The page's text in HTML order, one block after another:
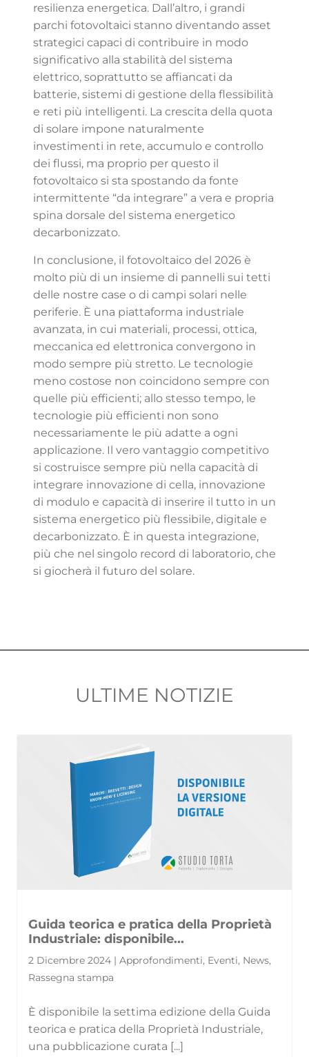
resilienza energetica. Dall’altro, i grandi
parchi fotovoltaici stanno diventando asset
strategici capaci di contribuire in modo
significativo alla stabilità del sistema
elettrico, soprattutto se affiancati da
batterie, sistemi di gestione della flessibilità
e reti più intelligenti. La crescita della quota
di solare impone naturalmente
investimenti in rete, accumulo e controllo
dei flussi, ma proprio per questo il
fotovoltaico si sta spostando da fonte
intermittente “da integrare” a vera e propria
spina dorsale del sistema energetico
decarbonizzato.
In conclusione, il fotovoltaico del 2026 è
molto più di un insieme di pannelli sui tetti
delle nostre case o di campi solari nelle
periferie. È una piattaforma industriale
avanzata, in cui materiali, processi, ottica,
meccanica ed elettronica convergono in
modo sempre più stretto. Le tecnologie
meno costose non coincidono sempre con
quelle più efficienti; allo stesso tempo, le
tecnologie più efficienti non sono
necessariamente le più adatte a ogni
applicazione. Il vero vantaggio competitivo
si costruisce sempre più nella capacità di
integrare innovazione di cella, innovazione
di modulo e capacità di inserire il tutto in un
sistema energetico più flessibile, digitale e
decarbonizzato. È in questa integrazione,
più che nel singolo record di laboratorio, che
si giocherà il futuro del solare.
ULTIME NOTIZIE
Guida teorica e pratica della Proprietà
Industriale: disponibile...
2 Dicembre 2024 | Approfondimenti, Eventi, News,
Rassegna stampa
È disponibile la settima edizione della Guida
teorica e pratica della Proprietà Industriale,
una pubblicazione curata [...]